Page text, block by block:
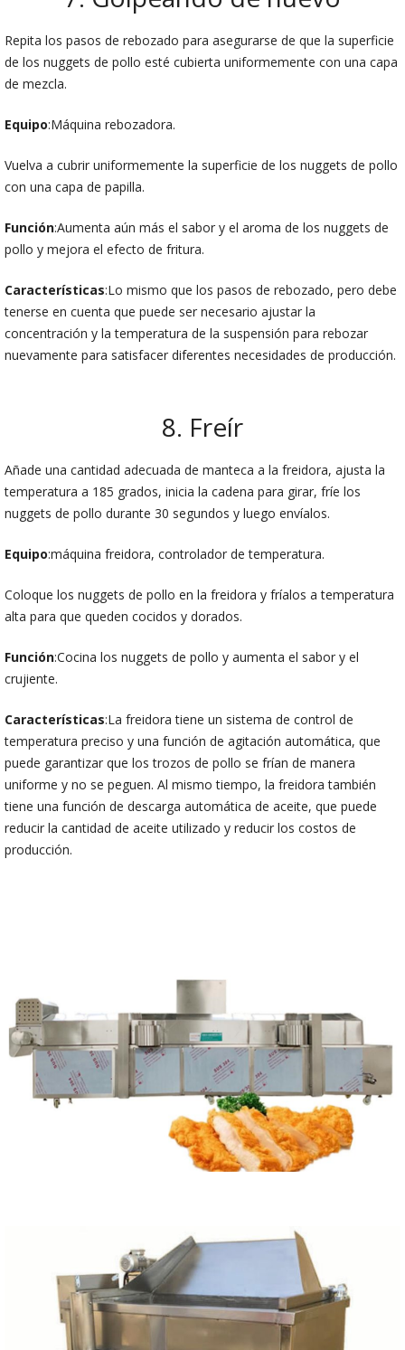
Repita los pasos de rebozado para asegurarse de que la superficie
de los nuggets de pollo esté cubierta uniformemente con una capa
de mezcla.
Equipo:Máquina rebozadora.
Vuelva a cubrir uniformemente la superficie de los nuggets de pollo
con una capa de papilla.
Función:Aumenta aún más el sabor y el aroma de los nuggets de
pollo y mejora el efecto de fritura.
Características:Lo mismo que los pasos de rebozado, pero debe
tenerse en cuenta que puede ser necesario ajustar la
concentración y la temperatura de la suspensión para rebozar
nuevamente para satisfacer diferentes necesidades de producción.
8. Freír
Añade una cantidad adecuada de manteca a la freidora, ajusta la
temperatura a 185 grados, inicia la cadena para girar, fríe los
nuggets de pollo durante 30 segundos y luego envíalos.
Equipo:máquina freidora, controlador de temperatura.
Coloque los nuggets de pollo en la freidora y fríalos a temperatura
alta para que queden cocidos y dorados.
Función:Cocina los nuggets de pollo y aumenta el sabor y el
crujiente.
Características:La freidora tiene un sistema de control de
temperatura preciso y una función de agitación automática, que
puede garantizar que los trozos de pollo se frían de manera
uniforme y no se peguen. Al mismo tiempo, la freidora también
tiene una función de descarga automática de aceite, que puede
reducir la cantidad de aceite utilizado y reducir los costos de
producción.